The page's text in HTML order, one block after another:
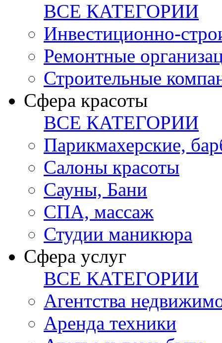
ВСЕ КАТЕГОРИИ
Инвестиционно-
Ремонтные
Строительные
Сфера красоты
ВСЕ КАТЕГОРИИ
Парикмахерские,
Салоны красоты
Сауны, Бани
СПА, массаж
Студии маникюра
Сфера услуг
ВСЕ КАТЕГОРИИ
Агентства
Аренда техники